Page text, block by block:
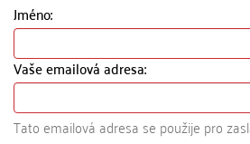
Jméno:
Vaše emailová adresa:
Tato emailová adresa se použije pro